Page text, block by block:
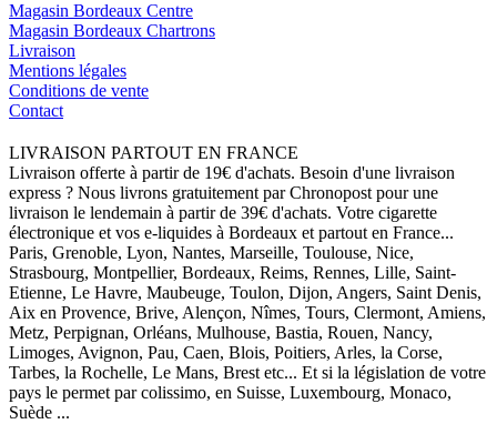
Magasin Bordeaux Centre
Magasin Bordeaux Chartrons
Livraison
Mentions légales
Conditions de vente
Contact
LIVRAISON PARTOUT EN FRANCE
Livraison offerte à partir de 19€ d'achats. Besoin d'une livraison
express ? Nous livrons gratuitement par Chronopost pour une
livraison le lendemain à partir de 39€ d'achats. Votre cigarette
électronique et vos e-liquides à Bordeaux et partout en France...
Paris, Grenoble, Lyon, Nantes, Marseille, Toulouse, Nice,
Strasbourg, Montpellier, Bordeaux, Reims, Rennes, Lille, Saint-
Etienne, Le Havre, Maubeuge, Toulon, Dijon, Angers, Saint Denis,
Aix en Provence, Brive, Alençon, Nîmes, Tours, Clermont, Amiens,
Metz, Perpignan, Orléans, Mulhouse, Bastia, Rouen, Nancy,
Limoges, Avignon, Pau, Caen, Blois, Poitiers, Arles, la Corse,
Tarbes, la Rochelle, Le Mans, Brest etc... Et si la législation de votre
pays le permet par colissimo, en Suisse, Luxembourg, Monaco,
Suède ...